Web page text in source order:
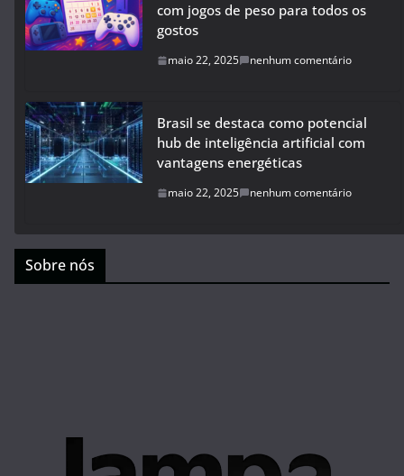
com jogos de peso para todos os
gostos
maio 22, 2025 nenhum comentário
Brasil se destaca como potencial
hub de inteligência artificial com
vantagens energéticas
maio 22, 2025 nenhum comentário
Sobre nós